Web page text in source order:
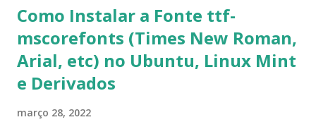
Como Instalar a Fonte ttf-
mscorefonts (Times New Roman,
Arial, etc) no Ubuntu, Linux Mint
e Derivados
março 28, 2022